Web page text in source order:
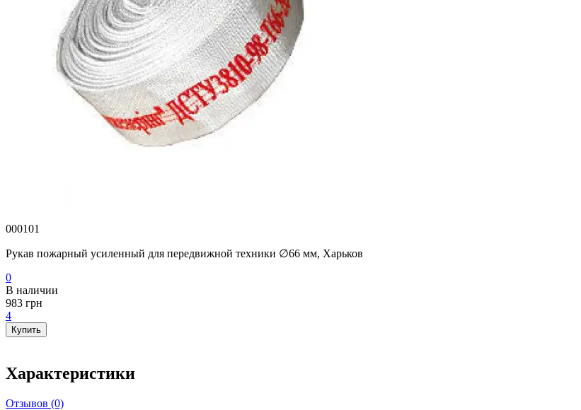
000101
Рукав пожарный усиленный для передвижной техники ∅66 мм, Харьков
0
В наличии
983 грн
4
Купить
Характеристики
Отзывов (0)